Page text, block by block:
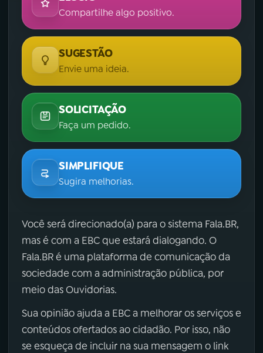
Compartilhe algo positivo.
SUGESTÃO
Envie uma ideia.
SOLICITAÇÃO
Faça um pedido.
SIMPLIFIQUE
Sugira melhorias.
Você será direcionado(a) para o sistema Fala.BR,
mas é com a EBC que estará dialogando. O
Fala.BR é uma plataforma de comunicação da
sociedade com a administração pública, por
meio das Ouvidorias.
Sua opinião ajuda a EBC a melhorar os serviços e
conteúdos ofertados ao cidadão. Por isso, não
se esqueça de incluir na sua mensagem o link